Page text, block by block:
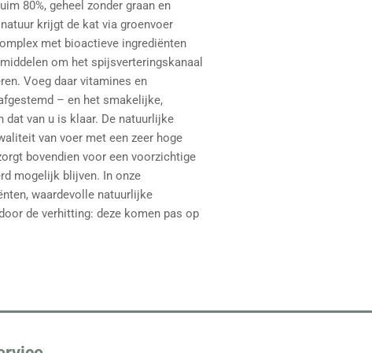
80%, geheel zonder graan en
krijgt de kat via groenvoer
met bioactieve ingrediënten
om het spijsverteringskanaal
Voeg daar vitamines en
– en het smakelijke,
dat van u is klaar. De natuurlijke
van voer met een zeer hoge
bovendien voor een voorzichtige
mogelijk blijven. In onze
waardevolle natuurlijke
de verhitting: deze komen pas op